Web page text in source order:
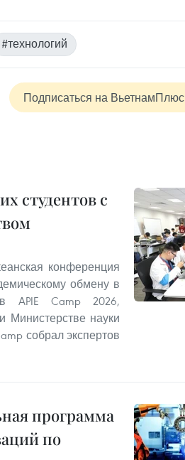
#технологий
Подписаться на ВьетнамПлюс
студентов с
конференция
обмену в
APIE Camp 2026,
Министерстве науки
собрал экспертов
программа
по